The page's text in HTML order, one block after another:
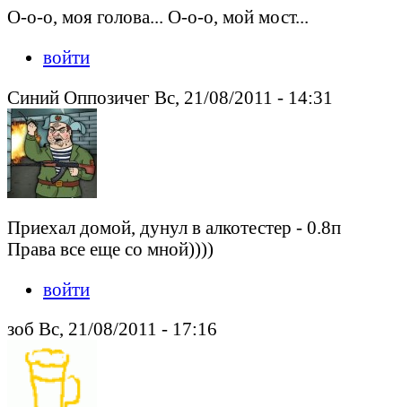
О-о-о, моя голова... О-о-о, мой мост...
войти
Синий Оппозичег Вс, 21/08/2011 - 14:31
Приехал домой, дунул в алкотестер - 0.8п
Права все еще со мной))))
войти
зоб Вс, 21/08/2011 - 17:16